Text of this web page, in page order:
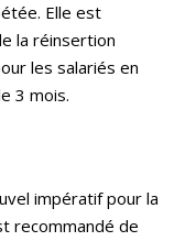
Elle est
la réinsertion
les salariés en
3 mois.
impératif pour la
recommandé de